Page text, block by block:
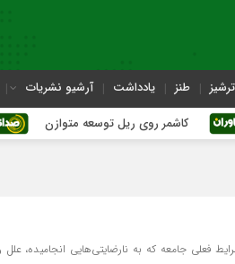
ترشیز طنز یادداشت آرشیو نشریات
روی ریل توسعه متوازن
فعلی جامعه که به نارضایتی‌هایی انجامیده،